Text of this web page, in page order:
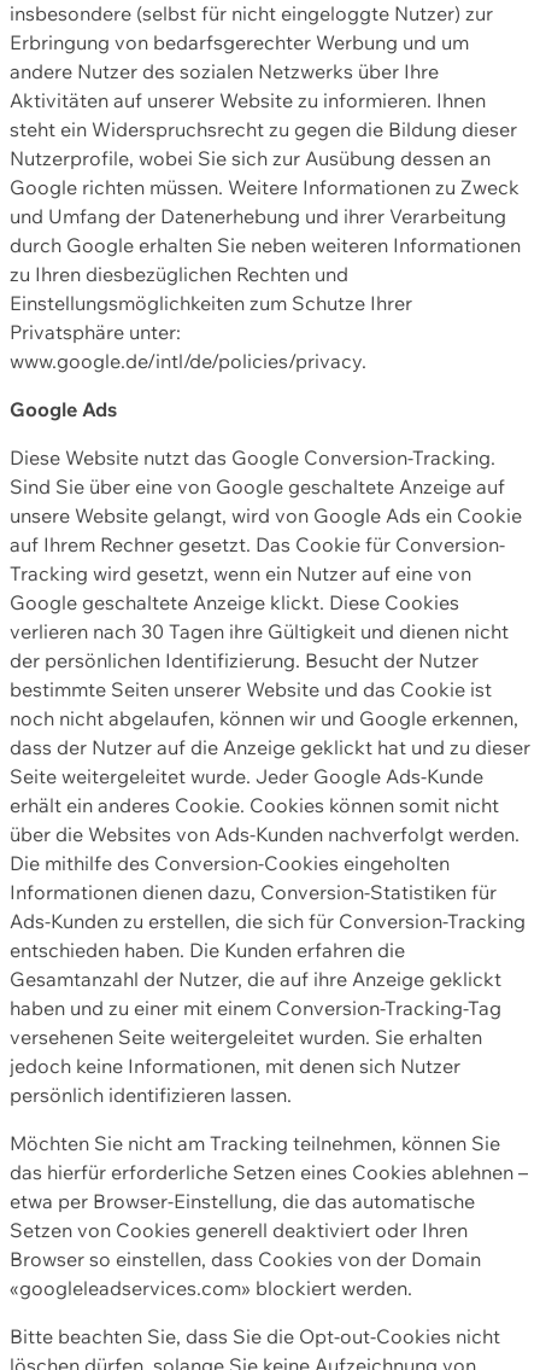
insbesondere (selbst für nicht eingeloggte Nutzer) zur
Erbringung von bedarfsgerechter Werbung und um
andere Nutzer des sozialen Netzwerks über Ihre
Aktivitäten auf unserer Website zu informieren. Ihnen
steht ein Widerspruchsrecht zu gegen die Bildung dieser
Nutzerprofile, wobei Sie sich zur Ausübung dessen an
Google richten müssen. Weitere Informationen zu Zweck
und Umfang der Datenerhebung und ihrer Verarbeitung
durch Google erhalten Sie neben weiteren Informationen
zu Ihren diesbezüglichen Rechten und
Einstellungsmöglichkeiten zum Schutze Ihrer
Privatsphäre unter:
www.google.de/intl/de/policies/privacy.
Google Ads
Diese Website nutzt das Google Conversion-Tracking.
Sind Sie über eine von Google geschaltete Anzeige auf
unsere Website gelangt, wird von Google Ads ein Cookie
auf Ihrem Rechner gesetzt. Das Cookie für Conversion-
Tracking wird gesetzt, wenn ein Nutzer auf eine von
Google geschaltete Anzeige klickt. Diese Cookies
verlieren nach 30 Tagen ihre Gültigkeit und dienen nicht
der persönlichen Identifizierung. Besucht der Nutzer
bestimmte Seiten unserer Website und das Cookie ist
noch nicht abgelaufen, können wir und Google erkennen,
dass der Nutzer auf die Anzeige geklickt hat und zu dieser
Seite weitergeleitet wurde. Jeder Google Ads-Kunde
erhält ein anderes Cookie. Cookies können somit nicht
über die Websites von Ads-Kunden nachverfolgt werden.
Die mithilfe des Conversion-Cookies eingeholten
Informationen dienen dazu, Conversion-Statistiken für
Ads-Kunden zu erstellen, die sich für Conversion-Tracking
entschieden haben. Die Kunden erfahren die
Gesamtanzahl der Nutzer, die auf ihre Anzeige geklickt
haben und zu einer mit einem Conversion-Tracking-Tag
versehenen Seite weitergeleitet wurden. Sie erhalten
jedoch keine Informationen, mit denen sich Nutzer
persönlich identifizieren lassen.
Möchten Sie nicht am Tracking teilnehmen, können Sie
das hierfür erforderliche Setzen eines Cookies ablehnen –
etwa per Browser-Einstellung, die das automatische
Setzen von Cookies generell deaktiviert oder Ihren
Browser so einstellen, dass Cookies von der Domain
«googleleadservices.com» blockiert werden.
Bitte beachten Sie, dass Sie die Opt-out-Cookies nicht